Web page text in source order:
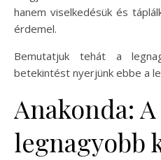
hanem viselkedésük és
érdemel.
Bemutatjuk tehát a
betekintést nyerjünk ebbe a
Anakonda:
legnagyobb